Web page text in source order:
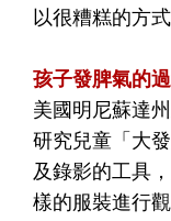
以很糟糕的方
孩子發脾氣的
美國明尼蘇達
研究兒童「大
及錄影的工具
樣的服裝進行觀